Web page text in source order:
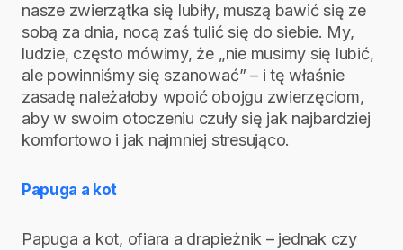
nasze zwierzątka się lubiły, muszą bawić się ze
sobą za dnia, nocą zaś tulić się do siebie. My,
ludzie, często mówimy, że „nie musimy się lubić,
ale powinniśmy się szanować” – i tę właśnie
zasadę należałoby wpoić obojgu zwierzęciom,
aby w swoim otoczeniu czuły się jak najbardziej
komfortowo i jak najmniej stresująco.
Papuga a kot
Papuga a kot, ofiara a drapieżnik – jednak czy